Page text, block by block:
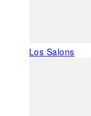
Los Salons